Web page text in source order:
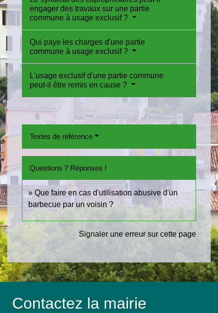
engager des travaux sur une partie
commune à usage exclusif ?
Qui paye les charges d'une partie
commune à usage exclusif ?
L'usage exclusif d'une partie commune
peut-il être remis en cause ?
Textes de référence
Questions ? Réponses !
Que faire en cas d'utilisation abusive d'un
barbecue par un voisin ?
Signaler une erreur sur cette page
Contactez la mairie